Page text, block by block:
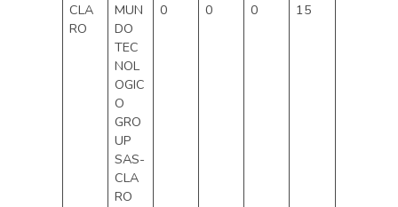
CLA
RO
MUN
DO
TEC
NOL
OGIC
O
GRO
UP
SAS-
CLA
RO
0 0 0 15